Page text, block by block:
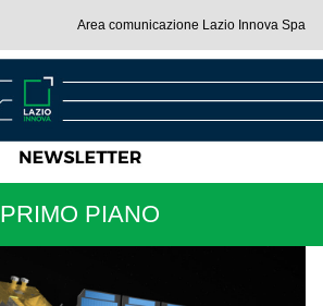
Area comunicazione Lazio Innova Spa
PRIMO PIANO